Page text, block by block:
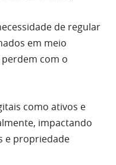
de regular
em meio
com o
como ativos e
impactando
e propriedade